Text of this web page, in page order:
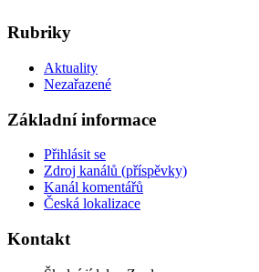
Rubriky
Aktuality
Nezařazené
Základní informace
Přihlásit se
Zdroj kanálů (příspěvky)
Kanál komentářů
Česká lokalizace
Kontakt